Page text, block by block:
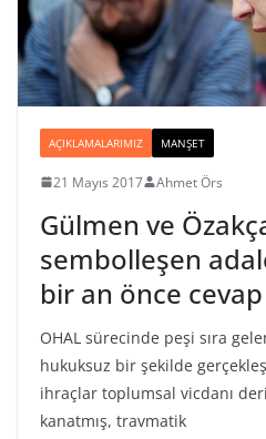
AÇIKLAMALARIMIZ MANŞET
21 Mayıs 2017 Ahmet Örs
Gülmen ve
sembolleşen
bir an önce
OHAL sürecinde peşi sıra
hukuksuz bir şekilde
ihraçlar toplumsal vicdanı
kanatmış, travmatik